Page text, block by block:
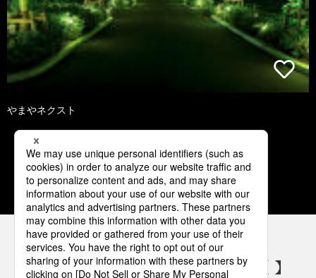
やまやネクスト
1 2 3
パナソニックの電気設備 SNSアカウント